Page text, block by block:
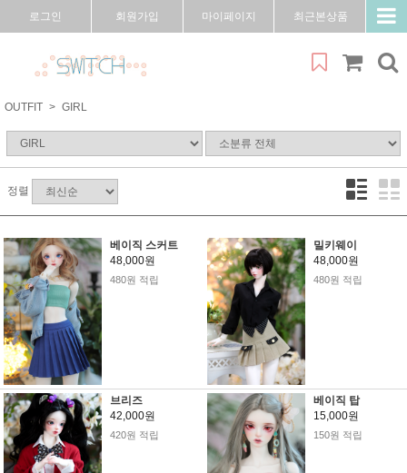
로그인 회원가입 마이페이지 최근본상품
OUTFIT GIRL
정렬
베이직 스커트
48,000원
480원 적립
밀키웨이
48,000원
480원 적립
브리즈
42,000원
420원 적립
베이직 탑
15,000원
150원 적립